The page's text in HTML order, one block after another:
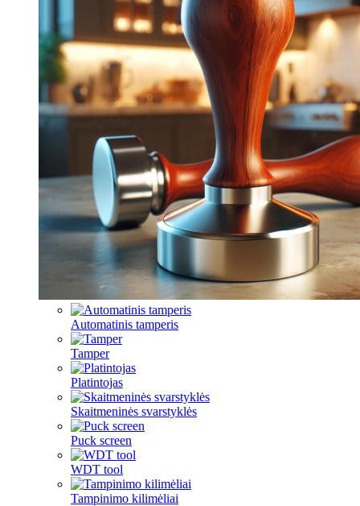
Automatinis tamperis
Tamper
Platintojas
Skaitmeninės svarstyklės
Puck screen
WDT tool
Tampinimo kilimėliai